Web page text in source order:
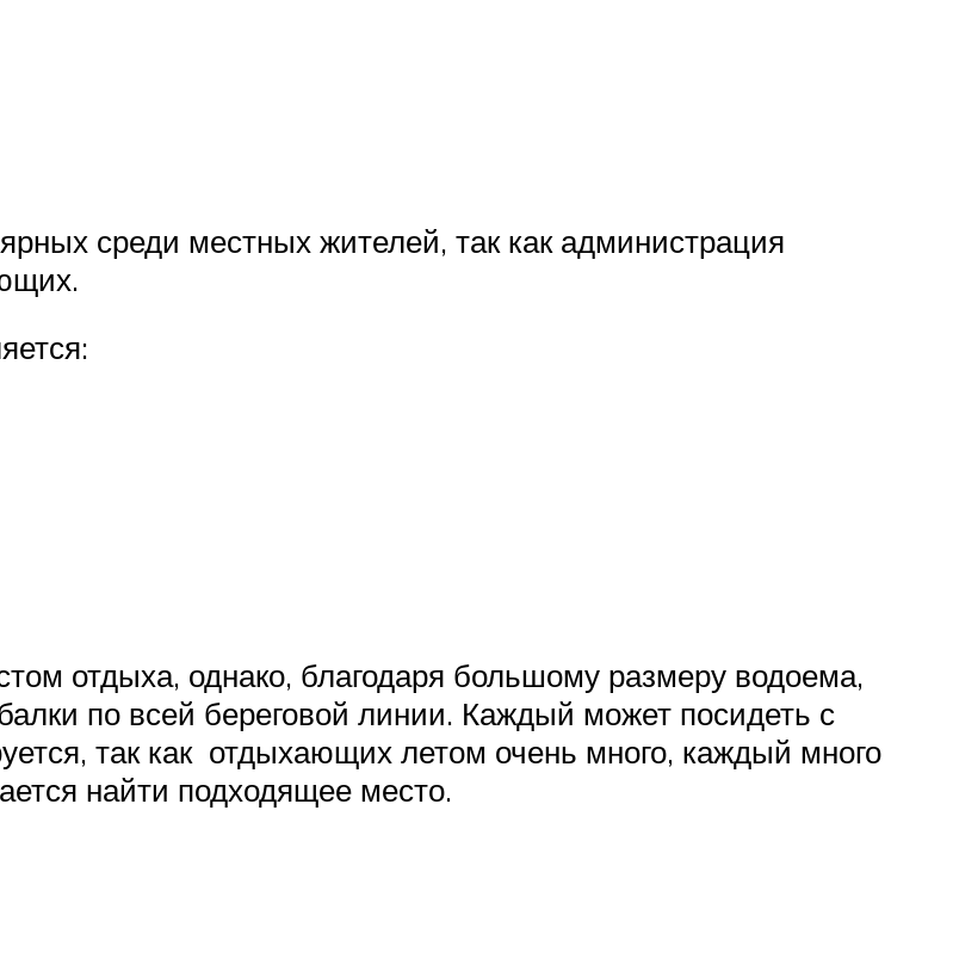
среди местных жителей, так как администрация
отдыха, однако, благодаря большому размеру водоема,
по всей береговой линии. Каждый может посидеть с
так как отдыхающих летом очень много, каждый много
найти подходящее место.